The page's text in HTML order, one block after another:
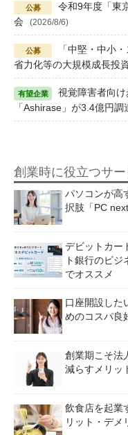
令和9年度「東
会
(2026/8/6)
「中堅・中小
省力化等の大規模成長投
視覚障害者向
「Ashirase」が3.4億円調
創業時に役立つサー
パソコンが高
択肢「PC
デビットカー
ト銀行のビ
でオススメ
口座開設した
めのコスパ良
創業期こそ法
減らすメリッ
飲食店を起業
リット・デメ